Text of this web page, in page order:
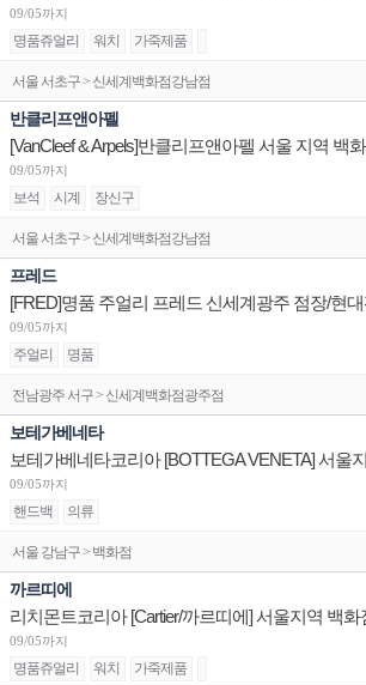
09/05까지
명품쥬얼리 워치 가죽제품
서울 서초구 > 신세계백화점강남점
반클리프앤아펠
09/05까지
보석 시계 장신구
서울 서초구 > 신세계백화점강남점
프레드
09/05까지
주얼리 명품
전남광주 서구 > 신세계백화점광주점
보테가베네타
09/05까지
핸드백 의류
서울 강남구 > 백화점
까르띠에
09/05까지
명품쥬얼리 워치 가죽제품